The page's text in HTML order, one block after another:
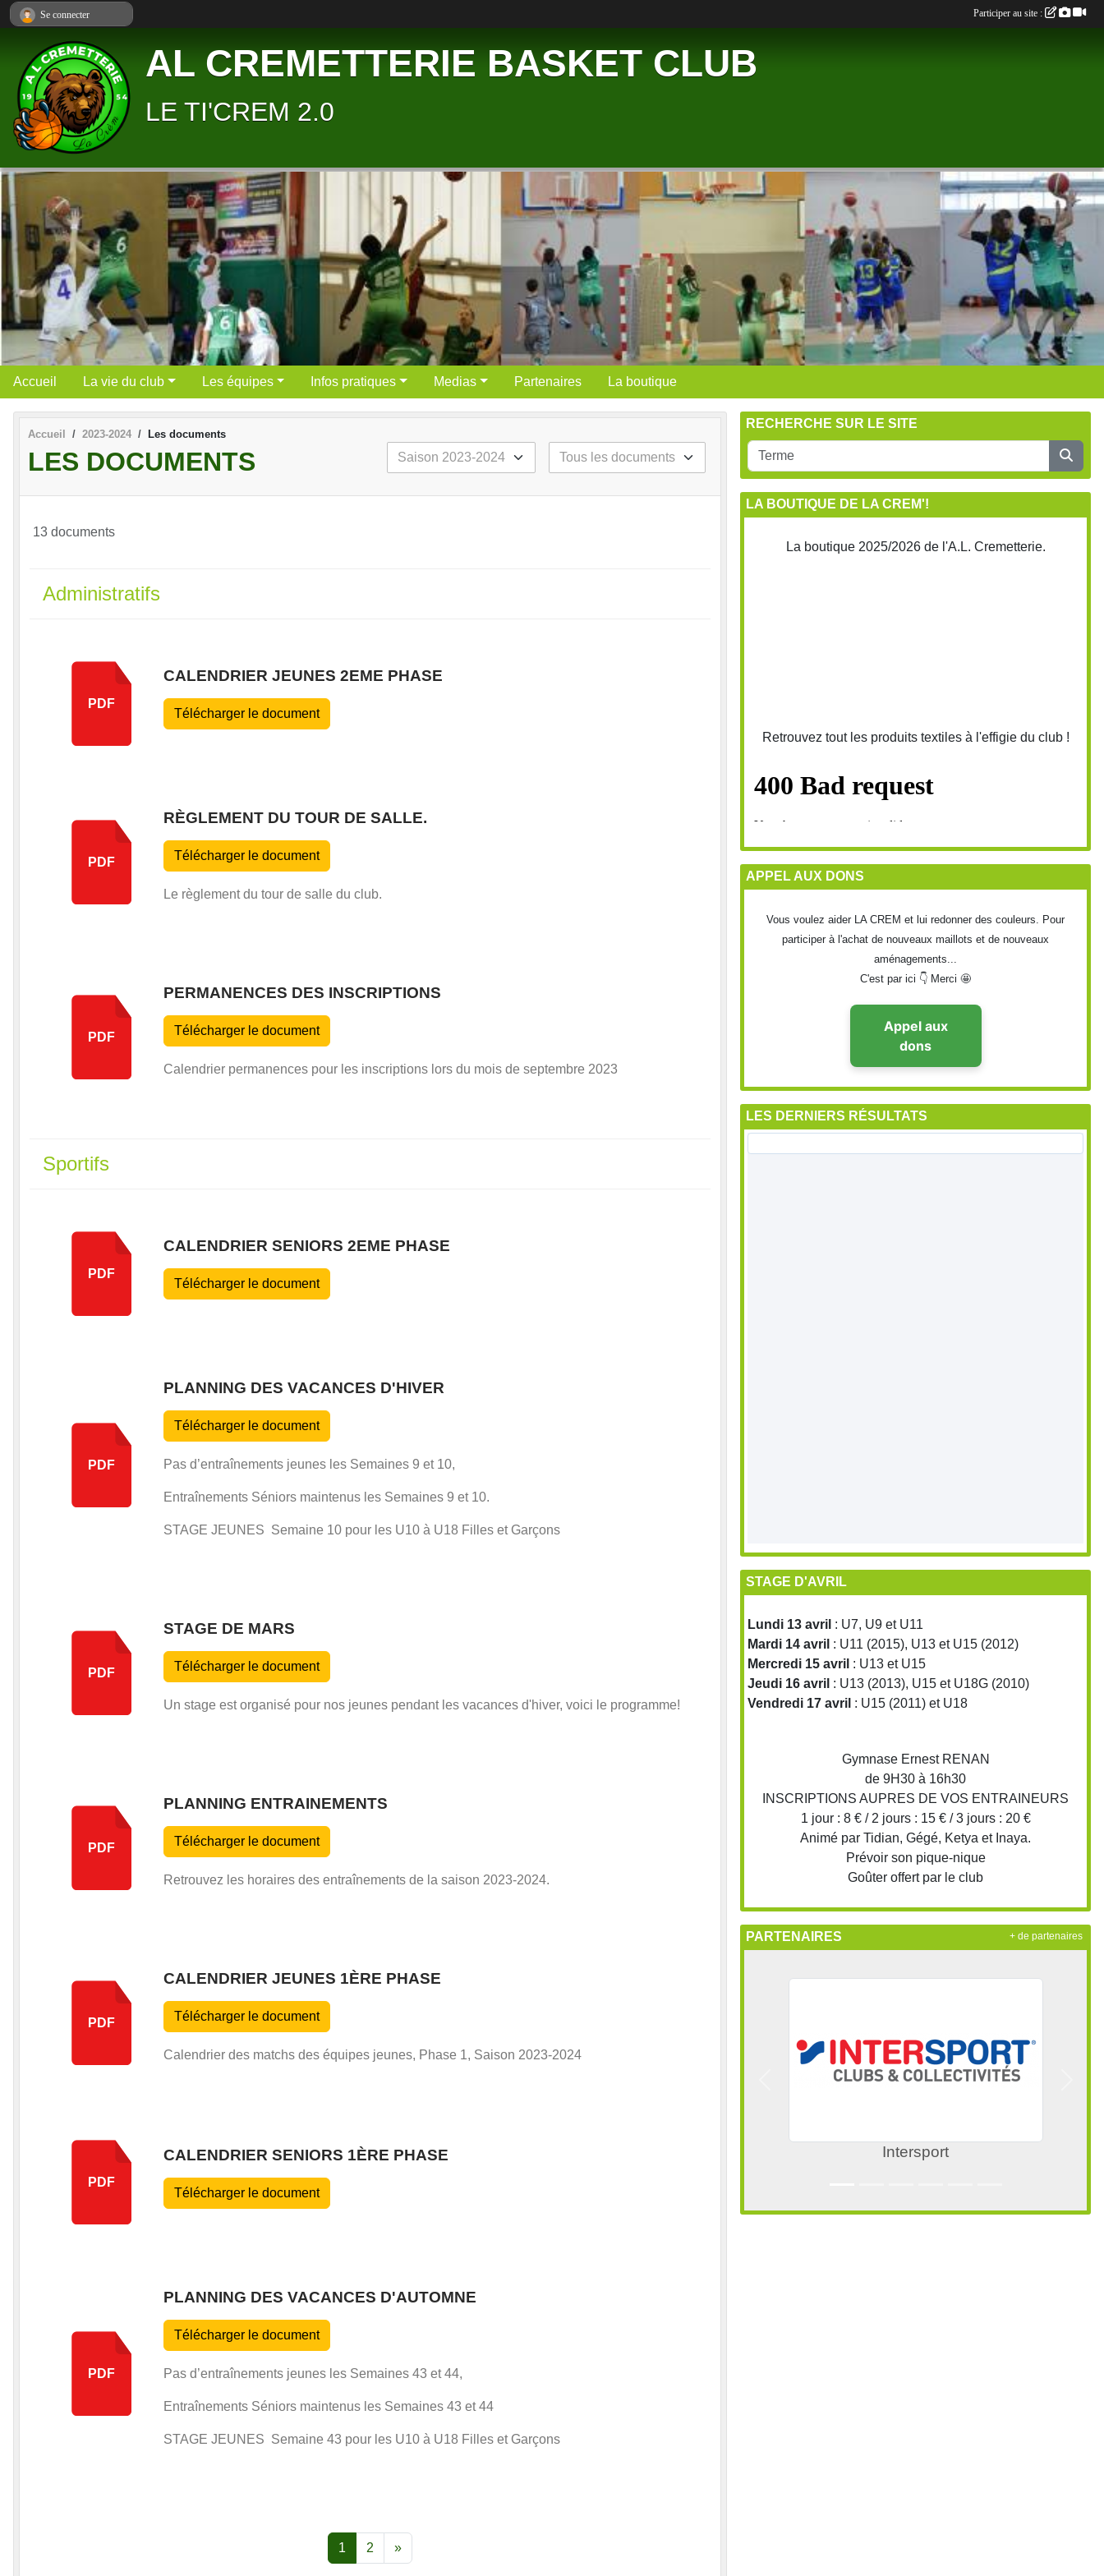
AL CREMETTERIE BASKET CLUB
LE TI'CREM 2.0
Accueil La vie du club Les équipes Infos pratiques Medias Partenaires La boutique
Accueil 2023-2024 Les documents
LES DOCUMENTS
13 documents
Administratifs
PDF
CALENDRIER JEUNES 2EME PHASE
Télécharger le document
PDF
RÈGLEMENT DU TOUR DE SALLE.
Télécharger le document
Le règlement du tour de salle du club.
PDF
PERMANENCES DES INSCRIPTIONS
Télécharger le document
Calendrier permanences pour les inscriptions lors du mois de septembre 2023
Sportifs
PDF
CALENDRIER SENIORS 2EME PHASE
Télécharger le document
PDF
PLANNING DES VACANCES D'HIVER
Télécharger le document
Pas d’entraînements jeunes les Semaines 9 et 10,
Entraînements Séniors maintenus les Semaines 9 et 10.
STAGE JEUNES Semaine 10 pour les U10 à U18 Filles et Garçons
PDF
STAGE DE MARS
Télécharger le document
Un stage est organisé pour nos jeunes pendant les vacances d'hiver, voici le programme!
PDF
PLANNING ENTRAINEMENTS
Télécharger le document
Retrouvez les horaires des entraînements de la saison 2023-2024.
PDF
CALENDRIER JEUNES 1ÈRE PHASE
Télécharger le document
Calendrier des matchs des équipes jeunes, Phase 1, Saison 2023-2024
PDF
CALENDRIER SENIORS 1ÈRE PHASE
Télécharger le document
PDF
PLANNING DES VACANCES D'AUTOMNE
Télécharger le document
Pas d’entraînements jeunes les Semaines 43 et 44,
Entraînements Séniors maintenus les Semaines 43 et 44
STAGE JEUNES Semaine 43 pour les U10 à U18 Filles et Garçons
1 2 »
RECHERCHE SUR LE SITE
LA BOUTIQUE DE LA CREM'!
La boutique 2025/2026 de l'A.L. Cremetterie.
Retrouvez tout les produits textiles à l'effigie du club !
APPEL AUX DONS
Vous voulez aider LA CREM et lui redonner des couleurs. Pour
participer à l'achat de nouveaux maillots et de nouveaux
aménagements...
C'est par ici 👇 Merci 🤩
Appel aux
dons
LES DERNIERS RÉSULTATS
STAGE D'AVRIL
Lundi 13 avril : U7, U9 et U11
Mardi 14 avril : U11 (2015), U13 et U15 (2012)
Mercredi 15 avril : U13 et U15
Jeudi 16 avril : U13 (2013), U15 et U18G (2010)
Vendredi 17 avril : U15 (2011) et U18
Gymnase Ernest RENAN
de 9H30 à 16h30
INSCRIPTIONS AUPRES DE VOS ENTRAINEURS
1 jour : 8 € / 2 jours : 15 € / 3 jours : 20 €
Animé par Tidian, Gégé, Ketya et Inaya.
Prévoir son pique-nique
Goûter offert par le club
PARTENAIRES
Ligue des Pays de la Loire
+ de partenaires
Se connecter Participer au site :
Panneau de gestion des cookies